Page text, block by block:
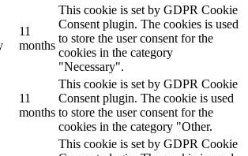
11
months
This cookie is set by GDPR Cookie
Consent plugin. The cookies is used
to store the user consent for the
cookies in the category
"Necessary".
11
months
This cookie is set by GDPR Cookie
Consent plugin. The cookie is used
to store the user consent for the
cookies in the category "Other.
This cookie is set by GDPR Cookie